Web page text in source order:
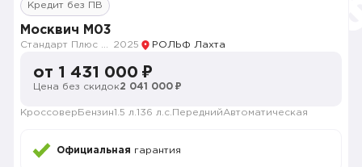
Кредит без ПВ
Москвич M03
2025 РОЛЬФ Лахта
от 1 431 000 ₽
Цена без скидок2 041 000 ₽
Кроссовер Бензин1.5 л. 136 л.с. ПереднийАвтоматическая
Официальная гарантия